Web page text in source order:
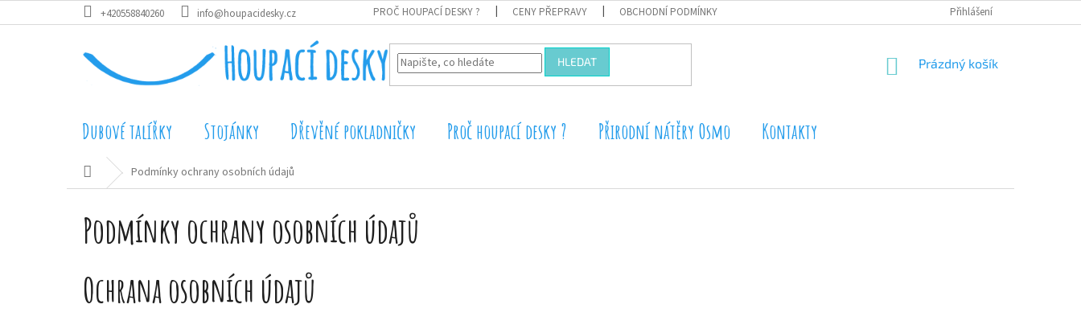
na
+420558840260 info@houpacidesky.cz PROČ HOUPACÍ DESKY ? CENY PŘEPRAVY OBCHODNÍ PODMÍNKY Přihlášení
HLEDAT
NÁKUPNÍ
Prázdný košík
Dubové talířky Stojánky Dřevěné pokladničky Proč houpací desky ? Přirodní nátěry Osmo Kontakty
Domů Podmínky ochrany osobních údajů
Podmínky ochrany osobních údajů
Ochrana osobních údajů